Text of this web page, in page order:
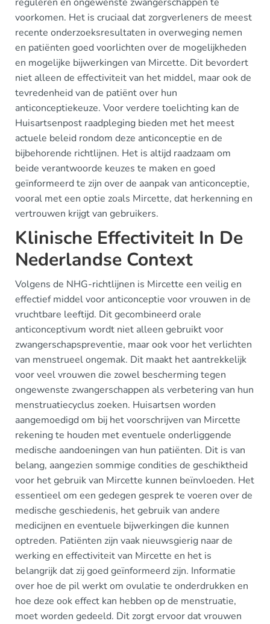
voorkomen. Het is cruciaal dat zorgverleners de meest
recente onderzoeksresultaten in overweging nemen
en patiënten goed voorlichten over de mogelijkheden
en mogelijke bijwerkingen van Mircette. Dit bevordert
niet alleen de effectiviteit van het middel, maar ook de
tevredenheid van de patiënt over hun
anticonceptiekeuze. Voor verdere toelichting kan de
Huisartsenpost raadpleging bieden met het meest
actuele beleid rondom deze anticonceptie en de
bijbehorende richtlijnen. Het is altijd raadzaam om
beide verantwoorde keuzes te maken en goed
geïnformeerd te zijn over de aanpak van anticonceptie,
vooral met een optie zoals Mircette, dat herkenning en
vertrouwen krijgt van gebruikers.
Klinische Effectiviteit In De
Nederlandse Context
Volgens de NHG-richtlijnen is Mircette een veilig en
effectief middel voor anticonceptie voor vrouwen in de
vruchtbare leeftijd. Dit gecombineerd orale
anticonceptivum wordt niet alleen gebruikt voor
zwangerschapspreventie, maar ook voor het verlichten
van menstrueel ongemak. Dit maakt het aantrekkelijk
voor veel vrouwen die zowel bescherming tegen
ongewenste zwangerschappen als verbetering van hun
menstruatiecyclus zoeken. Huisartsen worden
aangemoedigd om bij het voorschrijven van Mircette
rekening te houden met eventuele onderliggende
medische aandoeningen van hun patiënten. Dit is van
belang, aangezien sommige condities de geschiktheid
voor het gebruik van Mircette kunnen beïnvloeden. Het
essentieel om een gedegen gesprek te voeren over de
medische geschiedenis, het gebruik van andere
medicijnen en eventuele bijwerkingen die kunnen
optreden. Patiënten zijn vaak nieuwsgierig naar de
werking en effectiviteit van Mircette en het is
belangrijk dat zij goed geïnformeerd zijn. Informatie
over hoe de pil werkt om ovulatie te onderdrukken en
hoe deze ook effect kan hebben op de menstruatie,
moet worden gedeeld. Dit zorgt ervoor dat vrouwen